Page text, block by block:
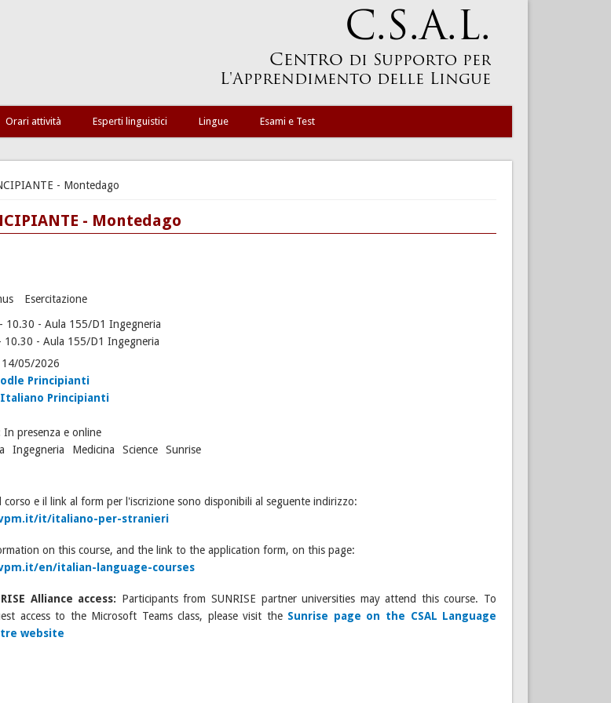
Orari attività Esperti linguistici Lingue Esami e Test
- Montedago
- Montedago
Esercitazione
10.30 - Aula 155/D1 Ingegneria
10.30 - Aula 155/D1 Ingegneria
14/05/2026
Principianti
Italiano Principianti
In presenza e online
Ingegneria Medicina Science
Sunrise
e il link al form per l'iscrizione sono disponibili al seguente indirizzo:
it/italiano-per-stranieri
on this course, and the link to the application form, on this page:
en/italian-language-courses
Alliance access: Participants from SUNRISE partner universities may attend this course. To
access to the Microsoft Teams class, please visit the Sunrise page on the CSAL Language
website